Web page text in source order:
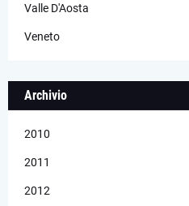
Valle D'Aosta
Veneto
Archivio
2010
2011
2012